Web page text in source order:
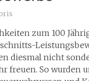
zum 100
diesmal nicht
freuen. So wurden